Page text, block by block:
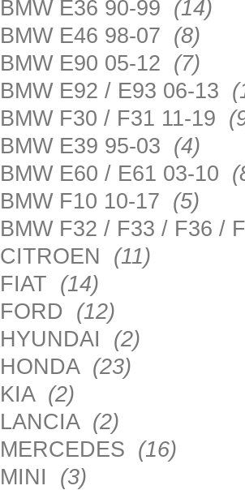
BMW E36 90-99 (14)
BMW E46 98-07 (8)
BMW E90 05-12 (7)
BMW E92 / E93 06-13
BMW F30 / F31 11-19
BMW E39 95-03 (4)
BMW E60 / E61 03-10
BMW F10 10-17 (5)
BMW F32 / F33 / F36 /
CITROEN (11)
FIAT (14)
FORD (12)
HYUNDAI (2)
HONDA (23)
KIA (2)
LANCIA (2)
MERCEDES (16)
MINI (3)